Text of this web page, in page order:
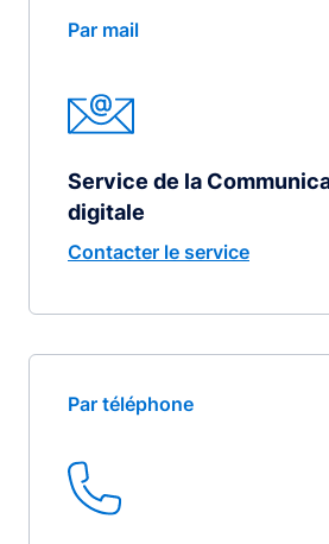
Par mail
Service de la
digitale
Contacter le service
Par téléphone